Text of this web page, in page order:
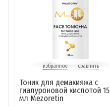
избранное сравнить
Тоник для демакияжа с
гиалуроновой кислотой
мл Mezoretin